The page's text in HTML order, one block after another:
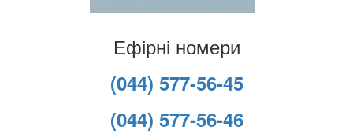
Ефірні номери
(044) 577-56-45
(044) 577-56-46